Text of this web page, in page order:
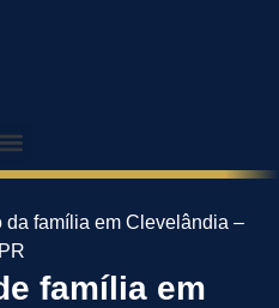
da família em Clevelândia –
PR
família em